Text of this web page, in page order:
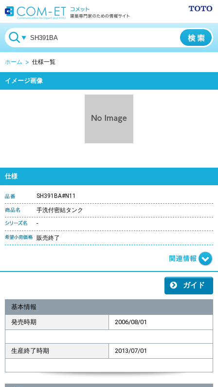
ホーム 仕様一覧
イメージ画像
仕様
SH391BA#N11
手洗付密結タンク
-
販売終了
ガイド
基本情報
発売時期 2006/08/01
生産終了時期 2013/07/01